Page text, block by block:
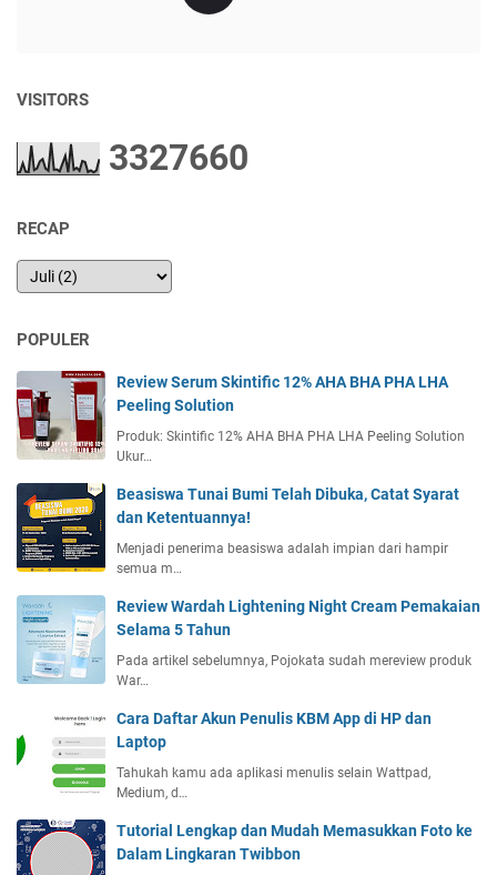
VISITORS
3327660
RECAP
POPULER
Review Serum Skintific 12% AHA BHA PHA LHA
Peeling Solution
Produk: Skintific 12% AHA BHA PHA LHA Peeling Solution
Ukur…
Beasiswa Tunai Bumi Telah Dibuka, Catat Syarat
dan Ketentuannya!
Menjadi penerima beasiswa adalah impian dari hampir
semua m…
Review Wardah Lightening Night Cream Pemakaian
Selama 5 Tahun
Pada artikel sebelumnya, Pojokata sudah mereview produk
War…
Cara Daftar Akun Penulis KBM App di HP dan
Laptop
Tahukah kamu ada aplikasi menulis selain Wattpad,
Medium, d…
Tutorial Lengkap dan Mudah Memasukkan Foto ke
Dalam Lingkaran Twibbon